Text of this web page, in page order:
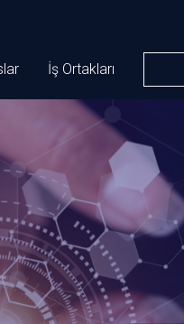
İş Ortakları